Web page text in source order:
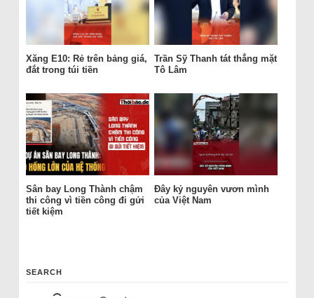
Xăng E10: Rẻ trên bảng giá,
đắt trong túi tiền
Trần Sỹ Thanh tát thẳng mặt
Tô Lâm
Sân bay Long Thành chậm
thi công vì tiền công đi gửi
tiết kiệm
Đây kỷ nguyên vươn mình
của Việt Nam
SEARCH